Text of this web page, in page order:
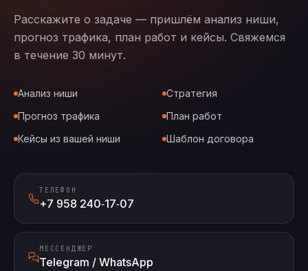
Расскажите о задаче — пришлём анализ ниши,
прогноз трафика, план работ и кейсы. Свяжемся
в течение 30 минут.
Анализ ниши
Стратегия
Прогноз трафика
План работ
Кейсы из вашей ниши
Шаблон договора
ТЕЛЕФОН
+7 958 240‑17‑07
МЕССЕНДЖЕР
Telegram / WhatsApp